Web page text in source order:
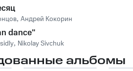
, Андрей Кокорин
dance"
, Nikolay Sivchuk
альбомы